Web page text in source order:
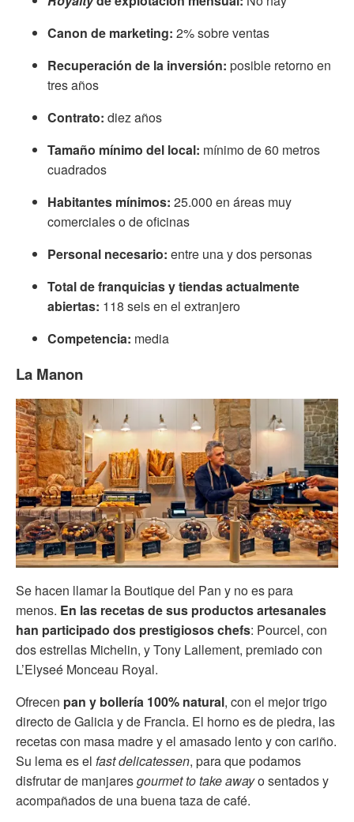
Canon de marketing: 2% sobre ventas
Recuperación de la inversión: posible retorno en
tres años
Contrato: diezaños
Tamaño mínimo del local: mínimo de 60 metros
cuadrados
Habitantes mínimos: 25.000 en áreas muy
comerciales o de oficinas
Personal necesario: entre una y dos personas
Total de franquicias y tiendas actualmente
abiertas: 118 seis en el extranjero
Competencia: media
La Manon
Se hacen llamar la Boutique del Pan y no es para
menos. En las recetas de sus productos artesanales
han participado dos prestigiosos chefs: Pourcel, con
dos estrellas Michelin, y Tony Lallement, premiado con
L’Elyseé Monceau Royal.
Ofrecen pan y bollería 100% natural, con el mejor trigo
directo de Galicia y de Francia. El horno es de piedra, las
recetas con masa madre y el amasado lento y con cariño.
Su lema es el fast delicatessen, para que podamos
disfrutar de manjaresgourmetto take awayo sentados y
acompañados de una buena taza de café.